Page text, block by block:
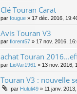
Clé Touran Carat
par fougue » 17 déc. 2016,
Avis Touran V3
par florent57 » 17 nov. 2016,
achat Touran
par LioVar1961 » 13 nov. 2016,
Touran V3 : nouvelle
par Hululi49 » 11 janv.